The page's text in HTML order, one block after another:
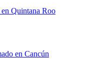
en Quintana Roo
en Cancún